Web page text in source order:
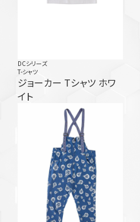
DCシリーズ
T-シャツ
ジョーカー Tシャツ ホワ
イト